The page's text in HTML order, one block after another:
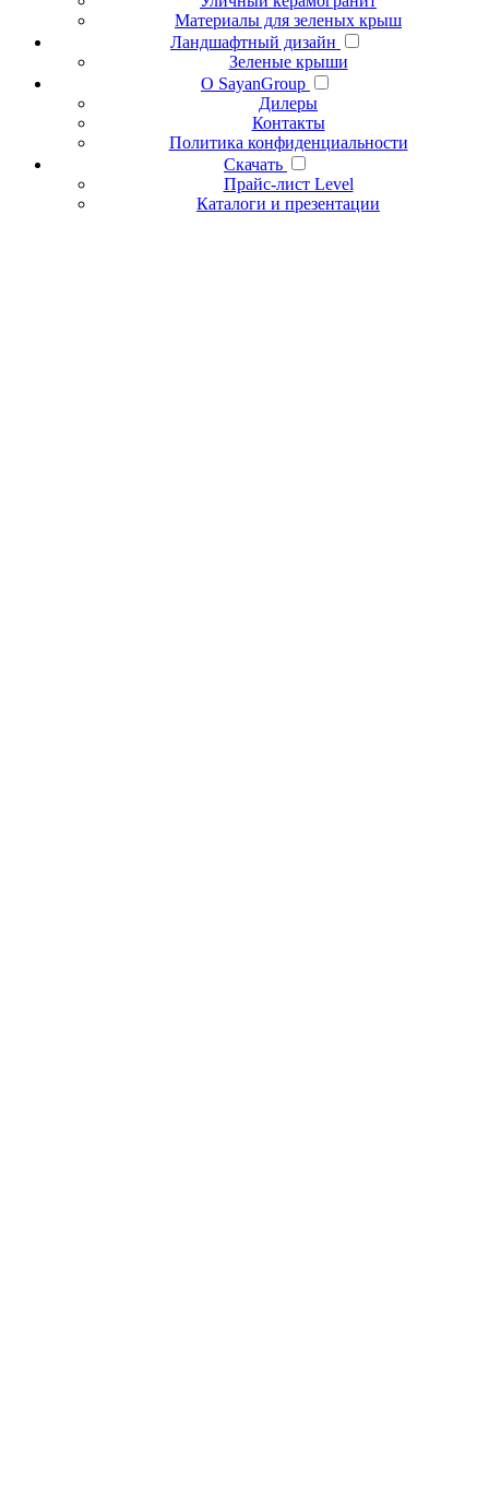
Материалы для зеленых крыш
Ландшафтный дизайн
Зеленые крыши
О SayanGroup
Дилеры
Контакты
Политика конфиденциальности
Скачать
Прайс-лист Level
Каталоги и презентации